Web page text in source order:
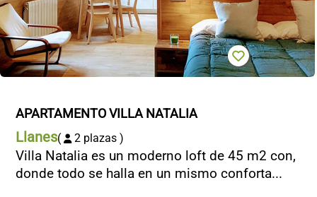
APARTAMENTO VILLA NATALIA
Llanes( 2 plazas )
Villa Natalia es un moderno loft de 45 m2 con,
donde todo se halla en un mismo conforta...